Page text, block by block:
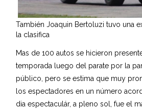
También Joaquin Bertoluzi tuvo una
la clasifica
Mas de 100 autos se hicieron
temporada luego del parate por la
público, pero se estima que muy
los espectadores en un número
dia espectaculár, a pleno sol, fue el